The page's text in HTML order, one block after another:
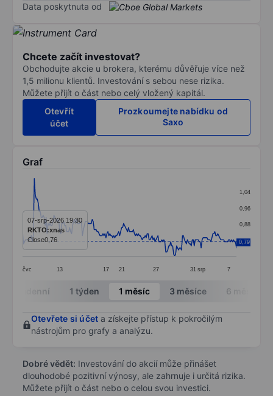
Data poskytnuta od
Chcete začít investovat?
Obchodujte akcie u brokera, kterému důvěřuje více než
1,5 milionu klientů. Investování s sebou nese rizika.
Můžete přijít o část nebo celý vložený kapitál.
Otevřít
účet
Prozkoumejte nabídku od
Saxo
Graf
Line chart with 219 data points.
The chart has 1 X axis displaying categories.
The chart has 1 Y axis displaying values. Data ranges
čvc 13 17 21 27 31 srp 7
0,80
0,88
0,96
1,04
0,79
07-srp-2026 19:30
RKTO:xnas
Close0,76
End of interactive chart.
Intradenní 1 týden 1 měsíc 3 měsíce 6 měsíců
Otevřete si účet a získejte přístup k pokročilým
nástrojům pro grafy a analýzu.
Dobré vědět: Investování do akcií může přinášet
dlouhodobé pozitivní výnosy, ale zahrnuje i určitá rizika.
Můžete přijít o část nebo o celou svou investici.